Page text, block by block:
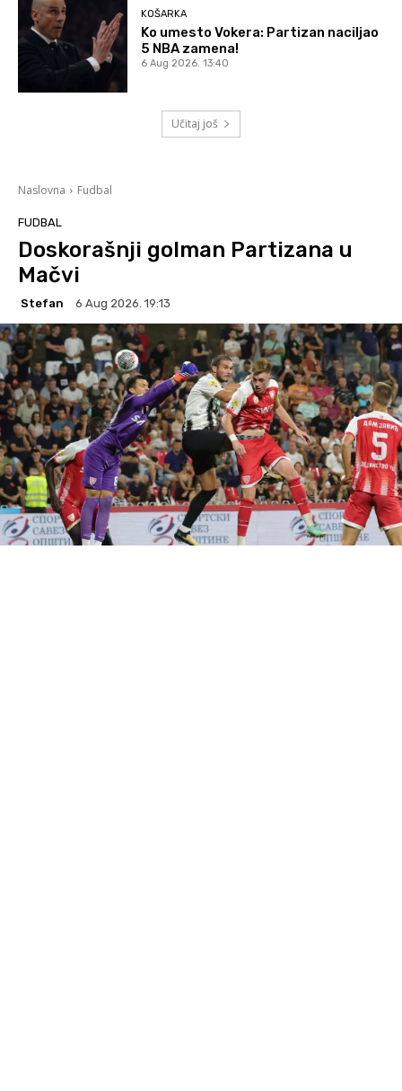
KOŠARKA
Ko umesto Vokera: Partizan naciljao
5 NBA zamena!
6 Aug 2026. 13:40
Učitaj još